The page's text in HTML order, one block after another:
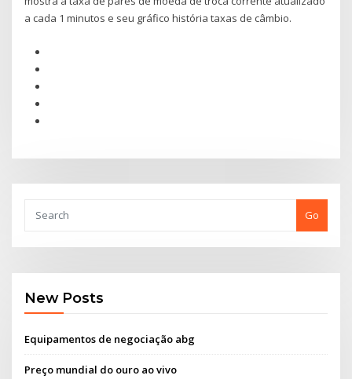
a cada 1 minutos e seu gráfico história taxas de câmbio.
Go
New Posts
Equipamentos de negociação abg
Preço mundial do ouro ao vivo